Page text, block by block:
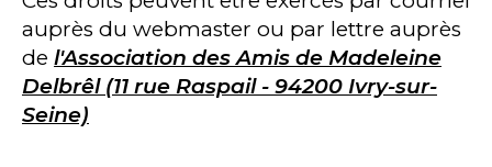
auprès du webmaster ou par lettre auprès
de l'Association des Amis de Madeleine
Delbrêl (11 rue Raspail - 94200 Ivry-sur-
Seine)